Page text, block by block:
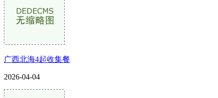
广西北海4起收集餐
2026-04-04